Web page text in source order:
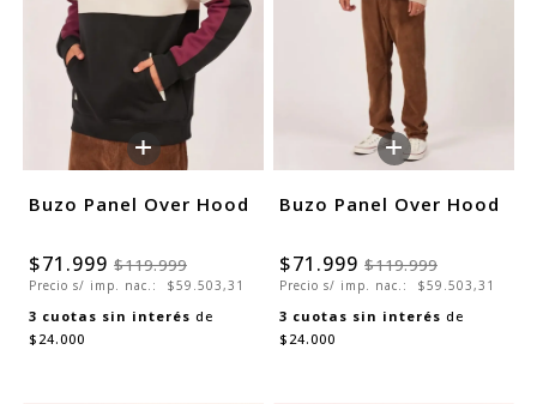
+
Buzo Panel Over Hood
$71.999 $119.999
Precio s/ imp. nac.: $59.503,31
3 cuotas sin interés de
$24.000
+
Buzo Panel Over Hood
$71.999 $119.999
Precio s/ imp. nac.: $59.503,31
3 cuotas sin interés de
$24.000